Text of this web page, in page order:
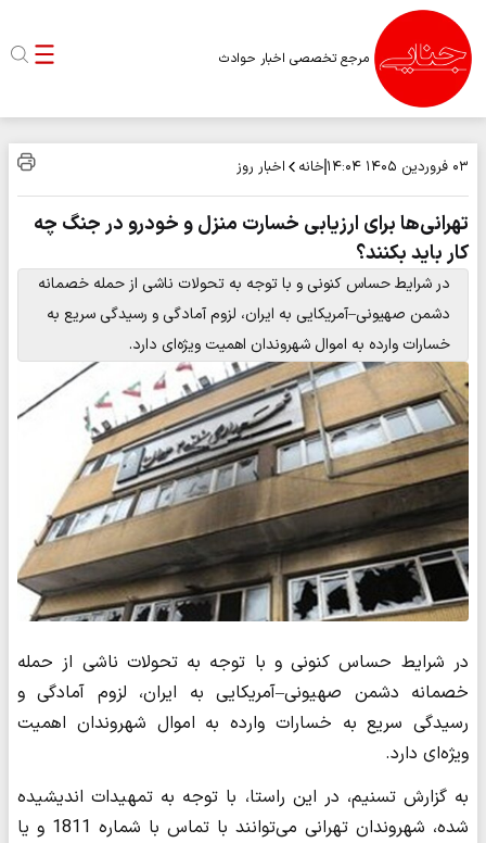
مرجع تخصصی اخبار حوادث
۰۳ فروردین ۱۴۰۵ ۱۴:۰۴ خانه اخبار روز
تهرانی‌ها برای ارزیابی خسارت منزل و خودرو در جنگ چه
کار باید بکنند؟
در شرایط حساس کنونی و با توجه به تحولات ناشی از حمله خصمانه
دشمن صهیونی–آمریکایی به ایران، لزوم آمادگی و رسیدگی سریع به
خسارات وارده به اموال شهروندان اهمیت ویژه‌ای دارد.
در شرایط حساس کنونی و با توجه به تحولات ناشی از حمله
خصمانه دشمن صهیونی–آمریکایی به ایران، لزوم آمادگی و
رسیدگی سریع به خسارات وارده به اموال شهروندان اهمیت
ویژه‌ای دارد.
به گزارش تسنیم، در این راستا، با توجه به تمهیدات اندیشیده
شده، شهروندان تهرانی می‌توانند با تماس با شماره 1811 و یا